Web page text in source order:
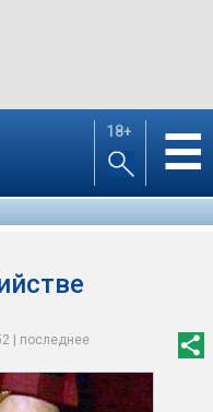
18+ ☰
| последнее